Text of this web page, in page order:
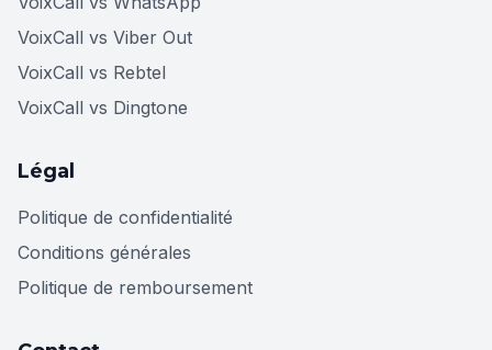
VoixCall vs Viber Out
VoixCall vs Rebtel
VoixCall vs Dingtone
Légal
Politique de confidentialité
Conditions générales
Politique de remboursement